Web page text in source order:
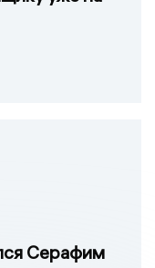
Серафим